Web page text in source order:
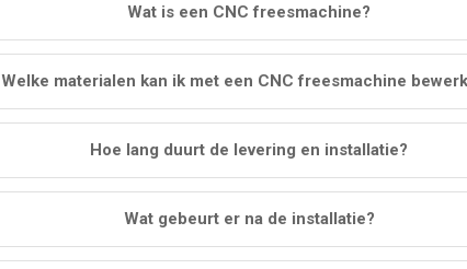
Wat is een CNC freesmachine?
Welke materialen kan ik met een CNC freesmachine
Hoe lang duurt de levering en installatie?
Wat gebeurt er na de installatie?